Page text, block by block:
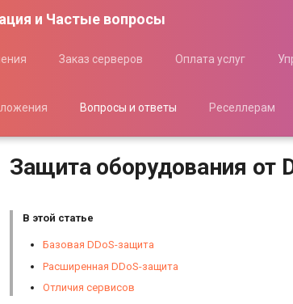
и Частые вопросы
Заказ серверов Оплата услуг
Вопросы и ответы Реселлерам
Защита оборудования от
В этой статье
Базовая DDoS-защита
Расширенная DDoS-защита
Отличия сервисов